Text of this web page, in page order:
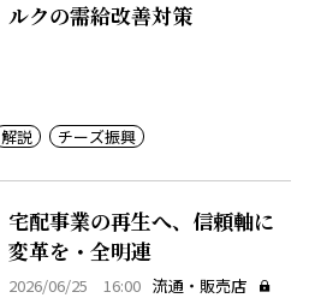
ルクの需給改善対策
解説 チーズ振興
宅配事業の再生へ、信頼軸に
変革を・全明連
2026/06/25 16:00 流通・販売店